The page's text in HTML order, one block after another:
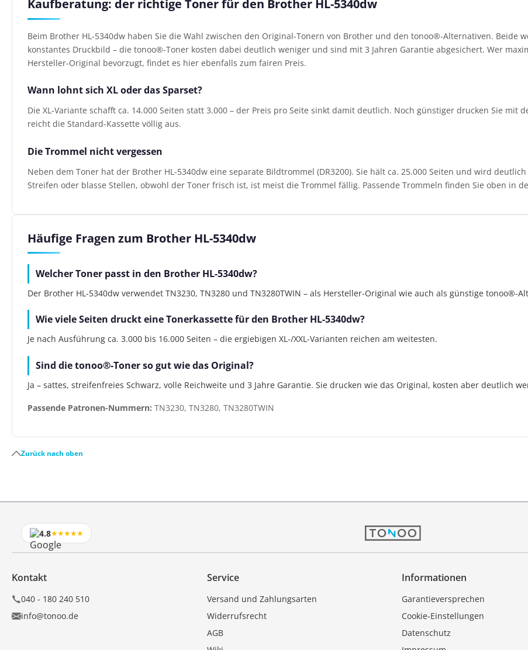
Kaufberatung: der richtige Toner für den Brother HL-5340dw
Beim Brother HL-5340dw haben Sie die Wahl zwischen den Original-Tonern von Brother und den tonoo®-Alternativen. Beide
konstantes Druckbild – die tonoo®-Toner kosten dabei deutlich weniger und sind mit 3 Jahren Garantie abgesichert. Wer
Hersteller-Original bevorzugt, findet es hier ebenfalls zum fairen Preis.
Wann lohnt sich XL oder das Sparset?
Die XL-Variante schafft ca. 14.000 Seiten statt 3.000 – der Preis pro Seite sinkt damit deutlich. Noch günstiger drucken Sie mit
reicht die Standard-Kassette völlig aus.
Die Trommel nicht vergessen
Neben dem Toner hat der Brother HL-5340dw eine separate Bildtrommel (DR3200). Sie hält ca. 25.000 Seiten und wird
Streifen oder blasse Stellen, obwohl der Toner frisch ist, ist meist die Trommel fällig. Passende Trommeln finden Sie oben in
Häufige Fragen zum Brother HL-5340dw
Welcher Toner passt in den Brother HL-5340dw?
Der Brother HL-5340dw verwendet TN3230, TN3280 und TN3280TWIN – als Hersteller-Original wie auch als günstige tonoo®-
Wie viele Seiten druckt eine Tonerkassette für den Brother HL-5340dw?
Je nach Ausführung ca. 3.000 bis 16.000 Seiten – die ergiebigen XL-/XXL-Varianten reichen am weitesten.
Sind die tonoo®-Toner so gut wie das Original?
Ja – sattes, streifenfreies Schwarz, volle Reichweite und 3 Jahre Garantie. Sie drucken wie das Original, kosten aber deutlich
Passende Patronen-Nummern: TN3230, TN3280, TN3280TWIN
Zurück nach oben
4.8★★★★★
Kontakt
040 - 180 240 510
info@tonoo.de
Service
Versand und Zahlungsarten
Widerrufsrecht
AGB
Informationen
Garantieversprechen
Cookie-Einstellungen
Datenschutz